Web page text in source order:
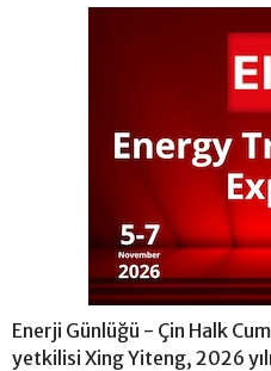
Enerji Günlüğü - Çin Halk
yetkilisi Xing Yiteng, 2026